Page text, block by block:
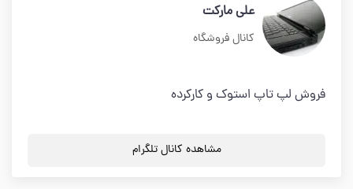
علی مارکت
کانال فروشگاه
فروش لپ تاپ استوک و کارکرده
مشاهده کانال تلگرام